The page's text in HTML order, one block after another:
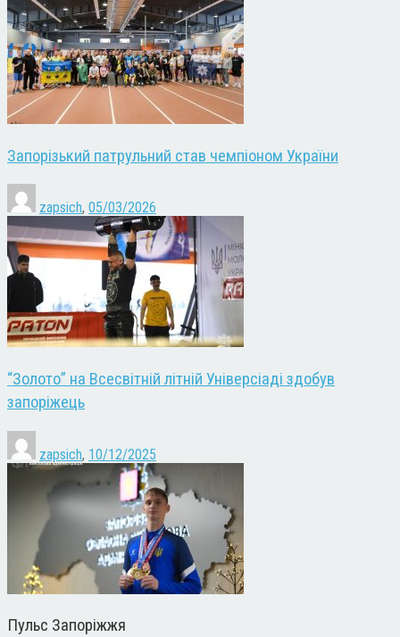
Запорізький патрульний став чемпіоном України
zapsich, 05/03/2026
“Золото” на Всесвітній літній Універсіаді здобув
запоріжець
zapsich, 10/12/2025
Пульс Запоріжжя